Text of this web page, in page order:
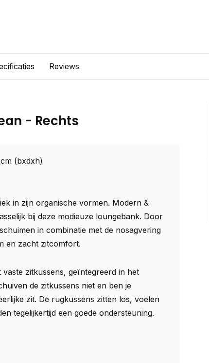
Reviews
- Rechts
(bxdxh)
in zijn organische vormen. Modern &
bij deze modieuze loungebank. Door
in combinatie met de nosagvering
en zacht zitcomfort.
vaste zitkussens, geïntegreerd in het
de zitkussens niet en ben je
zit. De rugkussens zitten los, voelen
tegelijkertijd een goede ondersteuning.